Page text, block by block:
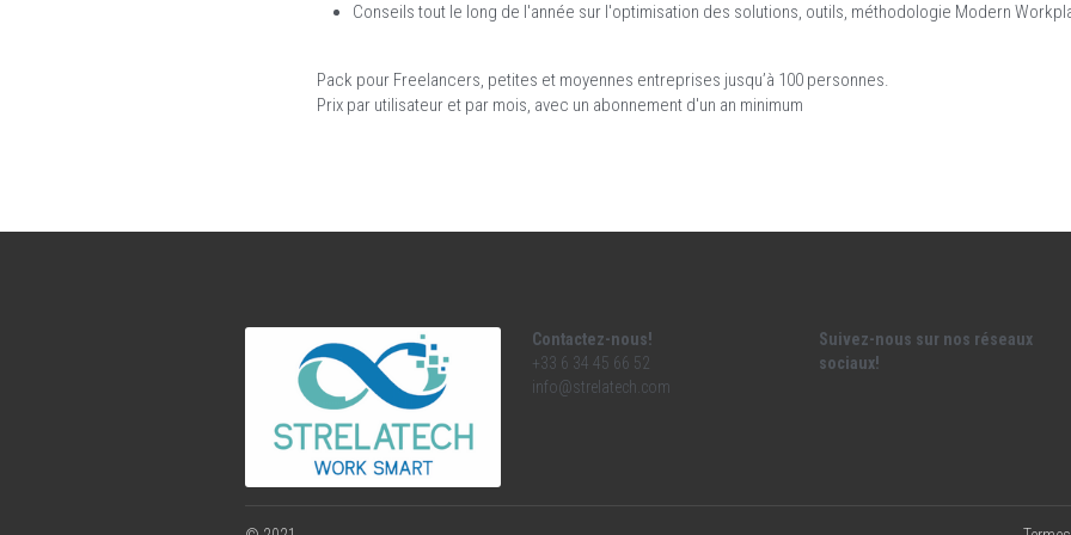
Conseils tout le long de l'année sur l'optimisation des solutions, outils, méthodologie Modern
Pack pour Freelancers, petites et moyennes entreprises jusqu’à 100 personnes.
Prix par utilisateur et par mois, avec un abonnement d'un an minimum
Contactez-nous!
+33 6 34 45 66 52
info@strelatech.com
Suivez-nous sur nos réseaux
sociaux!